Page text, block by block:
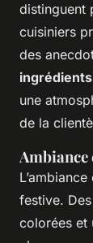
distinguent
cuisiniers
des
une
de la
festive.
colorées et